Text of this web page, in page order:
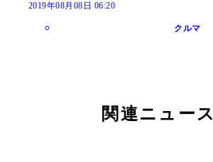
2019年08月08日 06:20
クルマ
関連ニュース